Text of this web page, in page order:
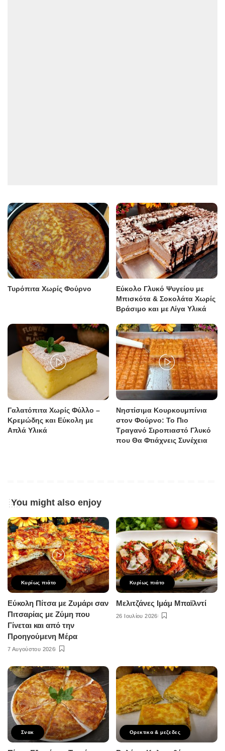
Τυρόπιτα Χωρίς Φούρνο
Εύκολο Γλυκό Ψυγείου με
Μπισκότα & Σοκολάτα Χωρίς
Βράσιμο και με Λίγα Υλικά
Γαλατόπιτα Χωρίς Φύλλο –
Κρεμώδης και Εύκολη με
Απλά Υλικά
Νηστίσιμα Κουρκουμπίνια
στον Φούρνο: Το Πιο
Τραγανό Σιροπιαστό Γλυκό
που Θα Φτιάχνεις Συνέχεια
You might also enjoy
Κυρίως πιάτο
Εύκολη Πίτσα με Ζυμάρι σαν
Πιτσαρίας με Ζύμη που
Γίνεται και από την
Προηγούμενη Μέρα
7 Αυγούστου 2026
Κυρίως πιάτο
Μελιτζάνες Ιμάμ Μπαϊλντί
26 Ιουλίου 2026
Σνακ Ορεκτικα & μεζεδες